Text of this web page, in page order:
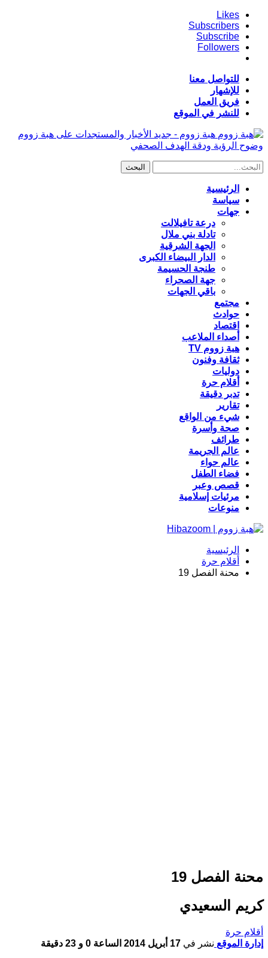
Likes
Subscribers
Subscribe
Followers
للتواصل معنا
للإشهار
فريق العمل
للنشر في الموقع
هبة زووم - جديد الأخبار والمستجدات على هبة زووم
وضوح الرؤية ودقة الهدف الصحفي
الرئيسية
سياسة
جهات
درعة تافيلالت
تادلة بني ملال
الجهة الشرقية
الدار البيضاء الكبرى
طنجة الحسيمة
جهة الصحراء
باقي الجهات
مجتمع
حوادث
اقتصاد
أصداء الملاعب
هبة زووم TV
ثقافة وفنون
دوليات
أقلام حرة
تدبر دقيقة
تقارير
شيء من الواقع
صحة وأسرة
طرائف
عالم الجريمة
عالم حواء
فضاء الطفل
قصص وعبر
مرئيات إسلامية
منوعات
الرئيسية
أقلام حرة
محنة الفصل 19
محنة الفصل 19
كريم السعيدي
أقلام حرة
إدارة الموقع نشر في 17 أبريل 2014 الساعة 0 و 23 دقيقة